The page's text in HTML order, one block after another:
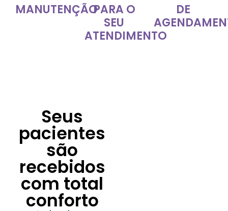
MANUTENÇÃOPARA O
SEU
ATENDIMENTO
DE
Seus
pacientes
são
recebidos
com total
conforto